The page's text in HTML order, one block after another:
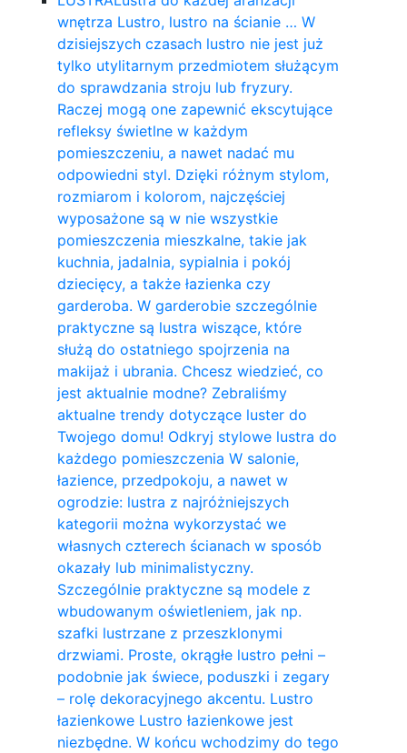
wnętrza Lustro, lustro na ścianie … W
dzisiejszych czasach lustro nie jest już
tylko utylitarnym przedmiotem służącym
do sprawdzania stroju lub fryzury.
Raczej mogą one zapewnić ekscytujące
refleksy świetlne w każdym
pomieszczeniu, a nawet nadać mu
odpowiedni styl. Dzięki różnym stylom,
rozmiarom i kolorom, najczęściej
wyposażone są w nie wszystkie
pomieszczenia mieszkalne, takie jak
kuchnia, jadalnia, sypialnia i pokój
dziecięcy, a także łazienka czy
garderoba. W garderobie szczególnie
praktyczne są lustra wiszące, które
służą do ostatniego spojrzenia na
makijaż i ubrania. Chcesz wiedzieć, co
jest aktualnie modne? Zebraliśmy
aktualne trendy dotyczące luster do
Twojego domu! Odkryj stylowe lustra do
każdego pomieszczenia W salonie,
łazience, przedpokoju, a nawet w
ogrodzie: lustra z najróżniejszych
kategorii można wykorzystać we
własnych czterech ścianach w sposób
okazały lub minimalistyczny.
Szczególnie praktyczne są modele z
wbudowanym oświetleniem, jak np.
szafki lustrzane z przeszklonymi
drzwiami. Proste, okrągłe lustro pełni –
podobnie jak świece, poduszki i zegary
– rolę dekoracyjnego akcentu. Lustro
łazienkowe Lustro łazienkowe jest
niezbędne. W końcu wchodzimy do tego